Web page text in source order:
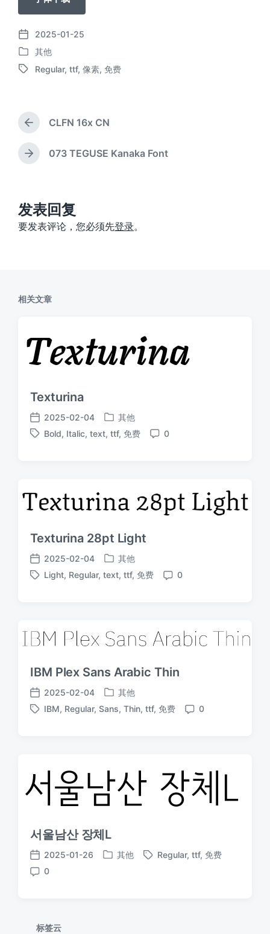
发
布
日
2025-01-25
发
布
其他
标
Regular, ttf, 像素, 免费
上
篇
文
章
CLFN 16x CN
下
：
073 TEGUSE Kanaka Font
发表回复
要发表评论，您必须先登录。
相关文章
Texturina
发
布
2025-02-04
发
布
其他
标
Bold, Italic, text, ttf, 免费
评
0
Texturina 28pt Light
发
布
2025-02-04
发
布
其他
标
Light, Regular, text, ttf, 免费
评
0
IBM Plex Sans Arabic Thin
发
布
2025-02-04
发
布
其他
标
IBM, Regular, Sans, Thin, ttf, 免费
评
0
서울남산 장체L
发
布
2025-01-26
发
其他
标
Regular, ttf, 免费
评
0
标签云